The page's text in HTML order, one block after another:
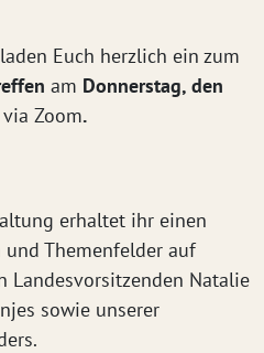
Euch herzlich ein zum
am Donnerstag, den
Zoom.
erhaltet ihr einen
Themenfelder auf
Landesvorsitzenden Natalie
sowie unserer